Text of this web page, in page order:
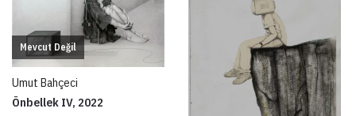
Mevcut Değil
Umut Bahçeci
Önbellek IV, 2022